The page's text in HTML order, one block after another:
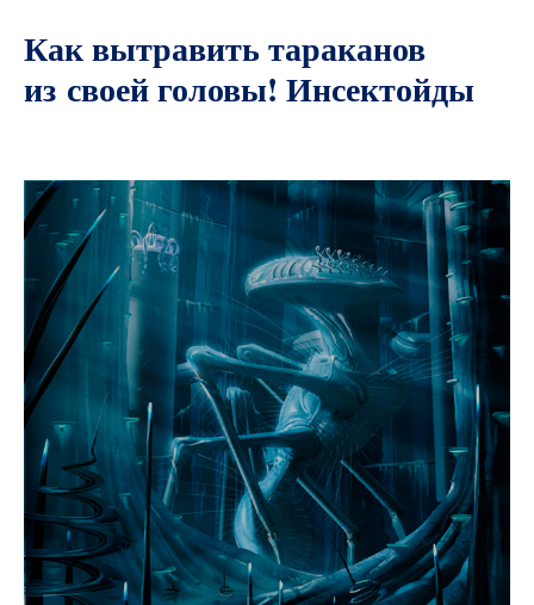
Как вытравить тараканов
из своей головы! Инсектойды